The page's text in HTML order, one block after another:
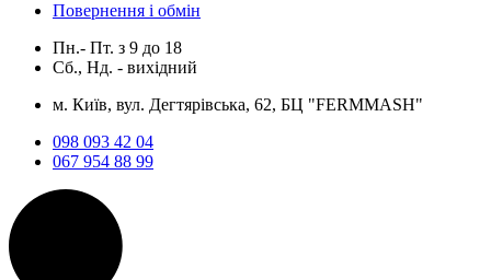
Повернення і обмін
Пн.- Пт. з 9 до 18
Сб., Нд. - вихідний
м. Київ, вул. Дегтярівська, 62, БЦ "FERMMASH"
098 093 42 04
067 954 88 99